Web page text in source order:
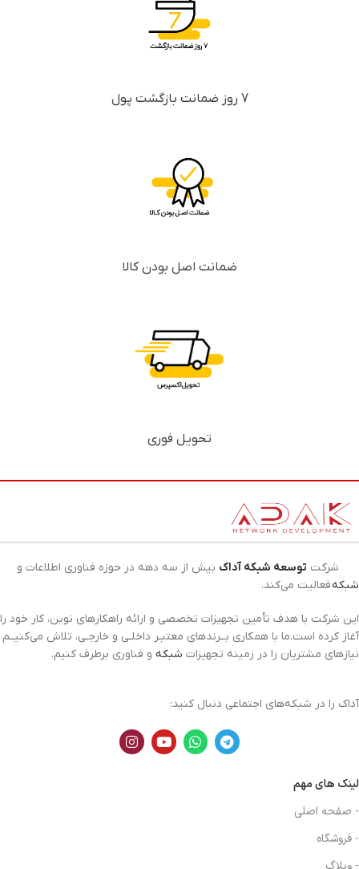
7 روز ضمانت بازگشت پول
ضمانت اصل بودن کالا
تحویل فوری
شرکت توسعه شبکه آداک بیش از سه دهه در حوزه فناوری اطلاعات و
شبکهفعالیت می‌کند.
این شرکت با هدف تأمین تجهیزات تخصصی و ارائه راهکارهای نوین، کار خود را
آغاز کرده است.ما با همکاری بــرندهای معتبـر داخلـی و خارجـی، تلاش می‌کنیــم
نیازهای مشتریان را در زمینه تجهیزات شبکه و فناوری برطرف کنیم.
آداک را در شبکه‌های اجتماعی دنبال کنید:
لینک های مهم
- صفحه اصلی
- فروشگاه